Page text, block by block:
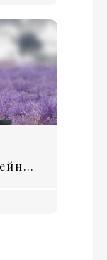
Контракултурата и нейното влияние върху модата